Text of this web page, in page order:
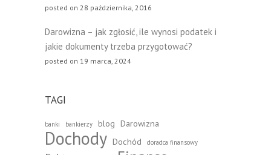
posted on 28 października, 2016
Darowizna – jak zgłosić, ile wynosi podatek i
jakie dokumenty trzeba przygotować?
posted on 19 marca, 2024
TAGI
banki bankierzy blog Darowizna
Dochody Dochód doradca finansowy